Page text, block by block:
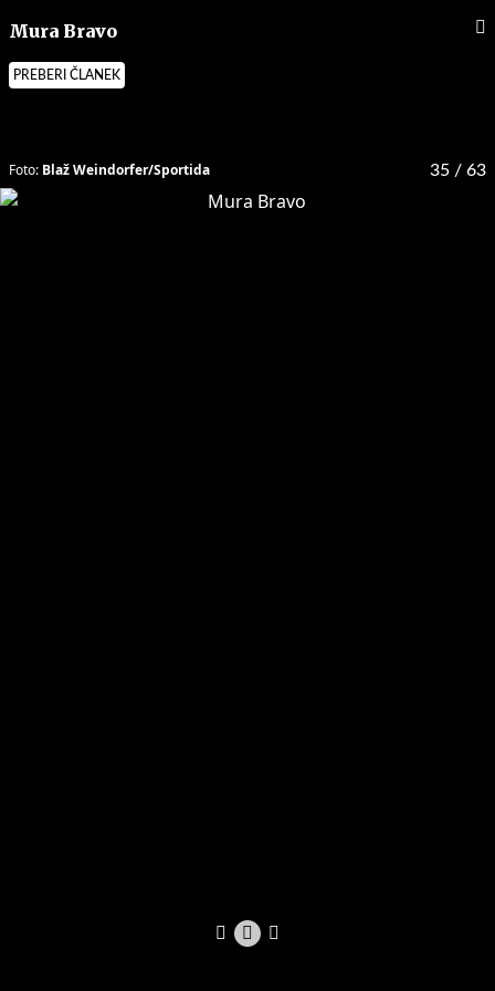
Mura Bravo
PREBERI ČLANEK
35 / 63
Foto: Blaž Weindorfer/Sportida